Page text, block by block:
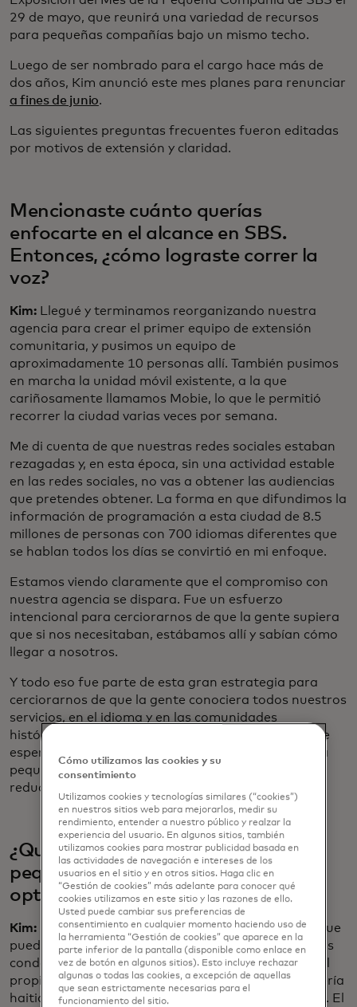
29 de mayo, que reunirá una variedad de recursos
para pequeñas compañías bajo un mismo techo.
Luego de ser nombrado para el cargo hace más de
dos años, Kim anunció este mes planes para renunciar
a fines de junio.
Las siguientes preguntas frecuentes fueron editadas
por motivos de extensión y claridad.
Mencionaste cuánto querías
enfocarte en el alcance en SBS.
Entonces, ¿cómo lograste correr la
voz?
Kim: Llegué y terminamos reorganizando nuestra
agencia para crear el primer equipo de extensión
comunitaria, y pusimos un equipo de
aproximadamente 10 personas allí. También pusimos
en marcha la unidad móvil existente, a la que
cariñosamente llamamos Mobie, lo que le permitió
recorrer la ciudad varias veces por semana.
Me di cuenta de que nuestras redes sociales estaban
rezagadas y, en esta época, sin una actividad estable
en las redes sociales, no vas a obtener las audiencias
que pretendes obtener. La forma en que difundimos la
información de programación a esta ciudad de 8.5
millones de personas con 700 idiomas diferentes que
se hablan todos los días se convirtió en mi enfoque.
Estamos viendo claramente que el compromiso con
nuestra agencia se dispara. Fue un esfuerzo
intencional para cerciorarnos de que la gente supiera
que si nos necesitaban, estábamos allí y sabían cómo
llegar a nosotros.
Y todo eso fue parte de esta gran estrategia para
cerciorarnos de que la gente conociera todos nuestros
servicios, en el idioma y en las comunidades
históricamente desatendidas, y que no tuvieran que
esperar siete años como mis padres para tener una
pequeña compañía exitosa, que tal vez pudieran
reducir ese tiempo a la mitad.
¿Qué está escuchando de las
pequeñas compañías hoy, hay más
optimismo desde la pandemia?
Kim: Una de las mejores partes de este trabajo es que
puedo ir a todos los barrios comerciales de todos los
condados en tantos vecindarios. Me encontré con el
propietario de una pequeña compañía, una panadería
haitiana en Queens que abrió durante la pandemia. El
Cómo utilizamos las cookies y su
consentimiento
Utilizamos cookies y tecnologías similares (“cookies”)
en nuestros sitios web para mejorarlos, medir su
rendimiento, entender a nuestro público y realzar la
experiencia del usuario. En algunos sitios, también
utilizamos cookies para mostrar publicidad basada en
las actividades de navegación e intereses de los
usuarios en el sitio y en otros sitios. Haga clic en
“Gestión de cookies” más adelante para conocer qué
cookies utilizamos en este sitio y las razones de ello.
Usted puede cambiar sus preferencias de
consentimiento en cualquier momento haciendo uso de
la herramienta “Gestión de cookies” que aparece en la
parte inferior de la pantalla (disponible como enlace en
vez de botón en algunos sitios). Esto incluye rechazar
algunas o todas las cookies, a excepción de aquellas
que sean estrictamente necesarias para el
funcionamiento del sitio.